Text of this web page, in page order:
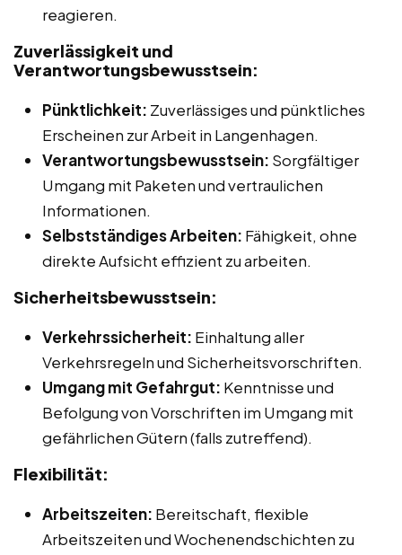
reagieren.
Zuverlässigkeit und
Verantwortungsbewusstsein:
Pünktlichkeit: Zuverlässiges und pünktliches
Erscheinen zur Arbeit in Langenhagen.
Verantwortungsbewusstsein: Sorgfältiger
Umgang mit Paketen und vertraulichen
Informationen.
Selbstständiges Arbeiten: Fähigkeit, ohne
direkte Aufsicht effizient zu arbeiten.
Sicherheitsbewusstsein:
Verkehrssicherheit: Einhaltung aller
Verkehrsregeln und Sicherheitsvorschriften.
Umgang mit Gefahrgut: Kenntnisse und
Befolgung von Vorschriften im Umgang mit
gefährlichen Gütern (falls zutreffend).
Flexibilität:
Arbeitszeiten: Bereitschaft, flexible
Arbeitszeiten und Wochenendschichten zu